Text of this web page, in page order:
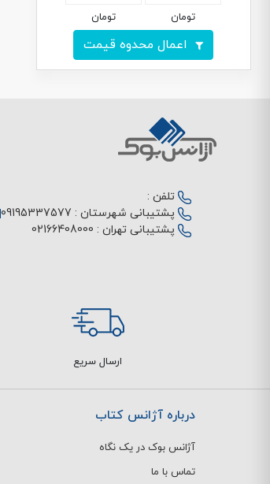
تومان تومان
اعمال محدوه قیمت
تلفن :
پشتیبانی شهرستان : 09195337577
پشتیبانی تهران : 02166408000
ارسال سریع
درباره آژانس کتاب
آژانس بوک در یک نگاه
تماس با ما